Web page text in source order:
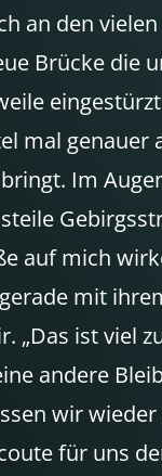
an den
Brücke die
eingestürzt
mal genauer
bringt. Im
auf mich
mit
„Das ist viel
andere
wir
für uns